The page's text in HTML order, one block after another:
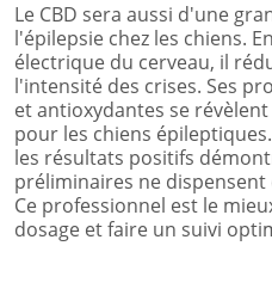
Le CBD sera aussi d'une
l'épilepsie chez les chiens.
électrique du cerveau, il
l'intensité des crises. Ses
et antioxydantes se
pour les chiens
les résultats positifs
préliminaires ne
Ce professionnel est le
dosage et faire un suivi